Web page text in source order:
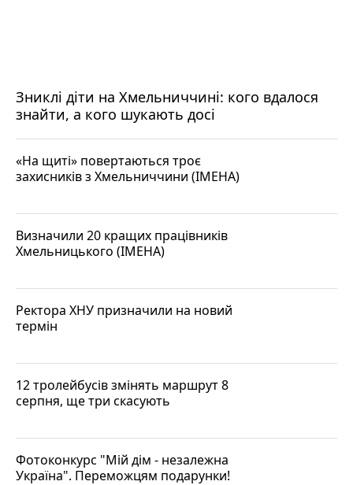
Зниклі діти на Хмельниччині: кого вдалося
знайти, а кого шукають досі
«На щиті» повертаються троє
захисників з Хмельниччини (ІМЕНА)
Визначили 20 кращих працівників
Хмельницького (ІМЕНА)
Ректора ХНУ призначили на новий
термін
12 тролейбусів змінять маршрут 8
серпня, ще три скасують
Фотоконкурс "Мій дім - незалежна
Україна". Переможцям подарунки!